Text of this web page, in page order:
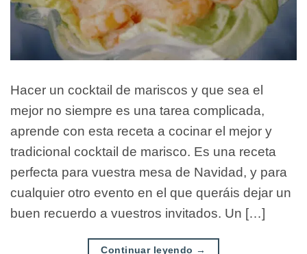
Hacer un cocktail de mariscos y que sea el
mejor no siempre es una tarea complicada,
aprende con esta receta a cocinar el mejor y
tradicional cocktail de marisco. Es una receta
perfecta para vuestra mesa de Navidad, y para
cualquier otro evento en el que queráis dejar un
buen recuerdo a vuestros invitados. Un […]
Continuar leyendo →